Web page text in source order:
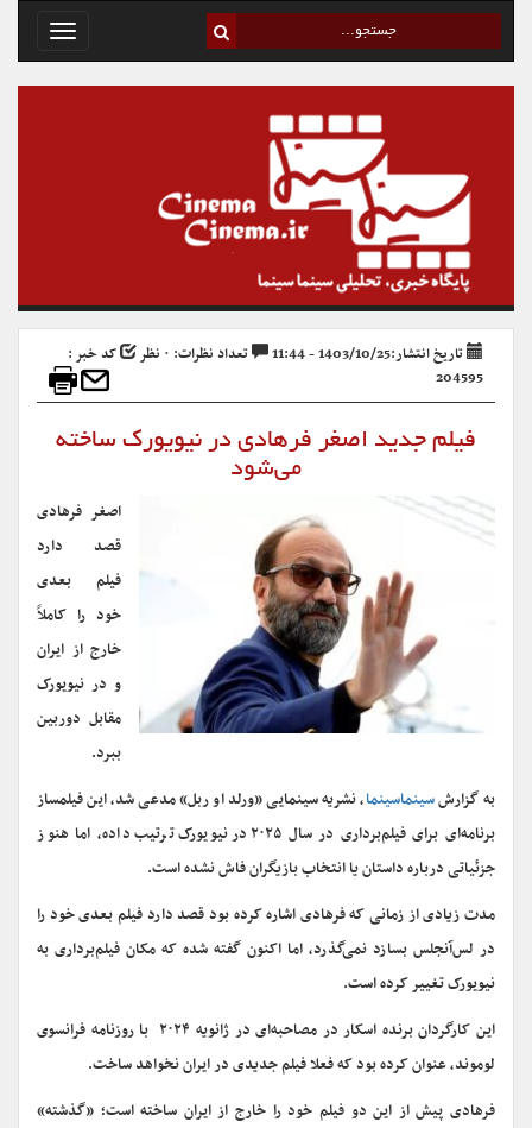
Toggle
تاریخ انتشار:1403/10/25 - 11:44 تعداد نظرات: ۰ نظر
کد خبر :
204595
فیلم جدید اصغر فرهادی در نیویورک ساخته
می‌شود
اصغر فرهادی
قصد دارد
فیلم بعدی
خود را کاملاً
خارج از ایران
و در نیویورک
مقابل دوربین
ببرد.
به گزارشسینماسینما، نشریه سینمایی «ورلد او ربل» مدعی شد، این فیلمساز
برنامه‌ای برای فیلم‌برداری در سال ۲۰۲۵ در نیویورک ترتیب داده، اما هنوز
جزئیاتی درباره داستان یا انتخاب بازیگران فاش نشده است.
مدت زیادی از زمانی که فرهادی اشاره کرده بود قصد دارد فیلم بعدی خود را
در لس‌آنجلس بسازد نمی‌گذرد، اما اکنون گفته شده که مکان فیلم‌برداری به
نیویورک تغییر کرده است.
این کارگردان برنده اسکار در مصاحبه‌ای در ژانویه ۲۰۲۴ با روزنامه فرانسوی
لوموند، عنوان کرده بود که فعلا فیلم جدیدی در ایران نخواهد ساخت.
فرهادی پیش از این دو فیلم خود را خارج از ایران ساخته است؛ «گذشته»